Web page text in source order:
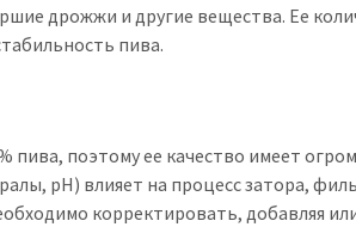
дрожжи и другие вещества. Ее
пива.
пива, поэтому ее качество имеет
pH) влияет на процесс затора,
корректировать, добавляя